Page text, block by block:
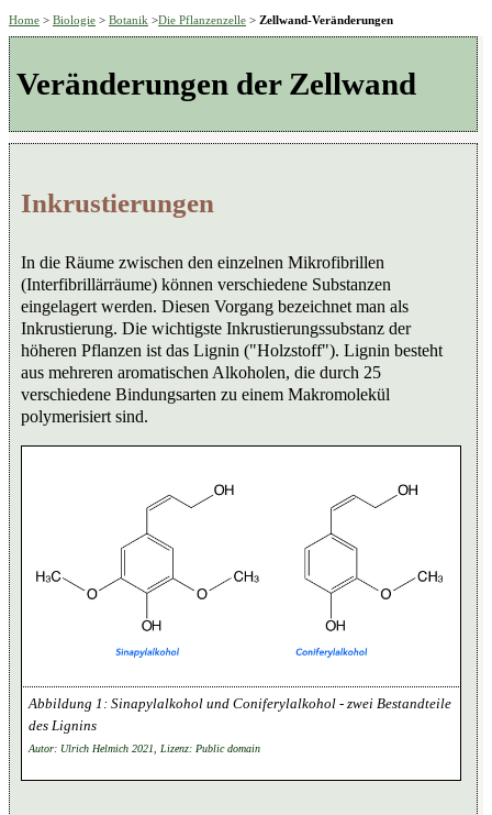
Home > Biologie > Botanik >Die Pflanzenzelle > Zellwand-Veränderungen
Veränderungen der Zellwand
Inkrustierungen
In die Räume zwischen den einzelnen Mikrofibrillen
(Interfibrillärräume) können verschiedene Substanzen
eingelagert werden. Diesen Vorgang bezeichnet man als
Inkrustierung. Die wichtigste Inkrustierungssubstanz der
höheren Pflanzen ist das Lignin ("Holzstoff"). Lignin besteht
aus mehreren aromatischen Alkoholen, die durch 25
verschiedene Bindungsarten zu einem Makromolekül
polymerisiert sind.
Sinapylalkohol und Coniferylalkohol - zwei Bestandteile
des Lignins
Autor: Ulrich Helmich 2021, Lizenz: Public domain